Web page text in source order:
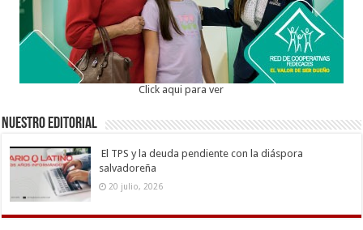
Click aqui para ver
Nuestro Editorial
El TPS y la deuda pendiente con la diáspora
salvadoreña
20 julio, 2026